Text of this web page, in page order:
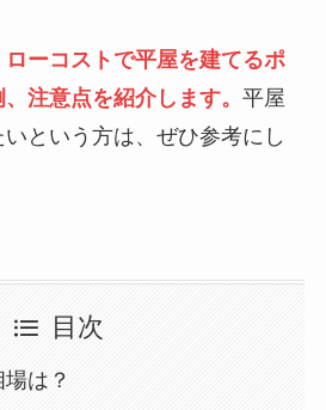
ローコストで平屋を建てるポ
注意点を紹介します。 平屋
という方は、ぜひ参考にし
目次
は？